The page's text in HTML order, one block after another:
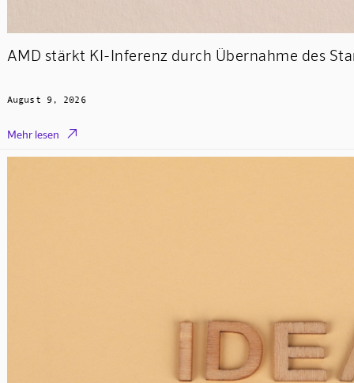
AMD stärkt KI-Inferenz durch Übernahme des
August 9, 2026
Mehr lesen 